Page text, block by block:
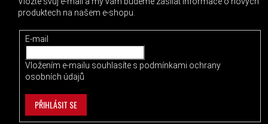
produktech na našem e-shopu.
E-mail
Vložením e-mailu souhlasíte s podmínkami ochrany
osobních údajů
PŘIHLÁSIT SE